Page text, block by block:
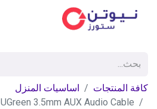
كافة المنتجات
اساسيات المنزل
UGreen 3.5mm AUX Audio Cable